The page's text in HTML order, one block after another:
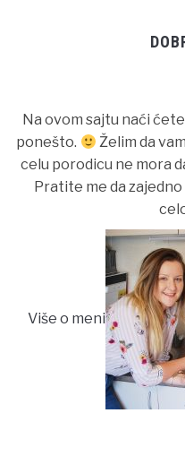
Na ovom sajtu naći
ponešto.
Želim da
celu porodicu ne mora
Pratite me da
Više o meni